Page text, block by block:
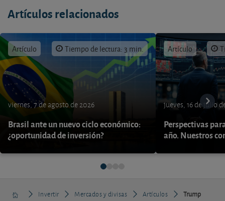
Artículos relacionados
Artículo Tiempo de lectura: 3 min.
viernes, 7 de agosto de 2026
Brasil ante un nuevo ciclo económico:
¿oportunidad de inversión?
Artículo
jueves, 16 de julio
Perspectivas
año. Nuestros
Invertir Mercados y divisas Artículos
Trump